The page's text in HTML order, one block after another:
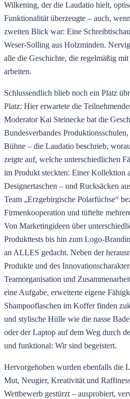
Wilkening, der die Laudatio hielt,
Funktionalität überzeugte – auch,
zweiten Blick war: Eine
Weser-Solling aus Holzminden.
alle die Geschichte, die regelmäßig
arbeiten.
Schlussendlich blieb noch ein Platz
Platz: Hier erwartete die
Moderator Kai Steinecke bat die
Bundesverbandes
Bühne – die Laudatio beschrieb,
zeigte auf, welche unterschiedlichen
im Produkt steckten: Einer Kollektion
Designertaschen – und Rucksäcken
Team „Erzgebirgische Polarfüchse“
Firmenkooperation und tüftelte
Von Marketingideen über
Produkttests bis hin zum Logo-
an ALLES gedacht. Neben der
Produkte und des
Teamorganisation und
eine Aufgabe, erweiterte eigene
Shampooflaschen im Koffer finden
und stylische Hülle wie die nasse
oder der Laptop auf dem Weg durch
und funktional: Wir sind begeistert.
Hervorgehoben wurden ebenfalls die
Mut, Neugier, Kreativität und
Wettbewerb gestürzt – ausprobiert,